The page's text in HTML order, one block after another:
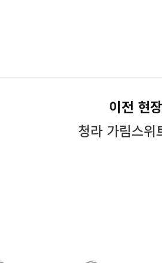
이전 현장
청라 가림스위